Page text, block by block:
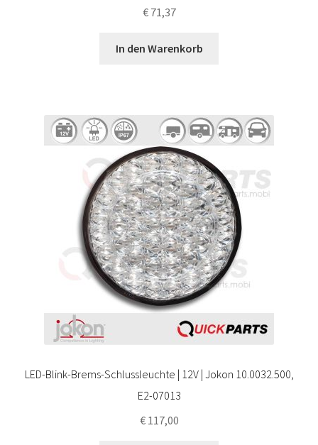
€71,37
In den Warenkorb
LED-Blink-Brems-Schlussleuchte | 12V | Jokon 10.0032.500,
E2-07013
€117,00